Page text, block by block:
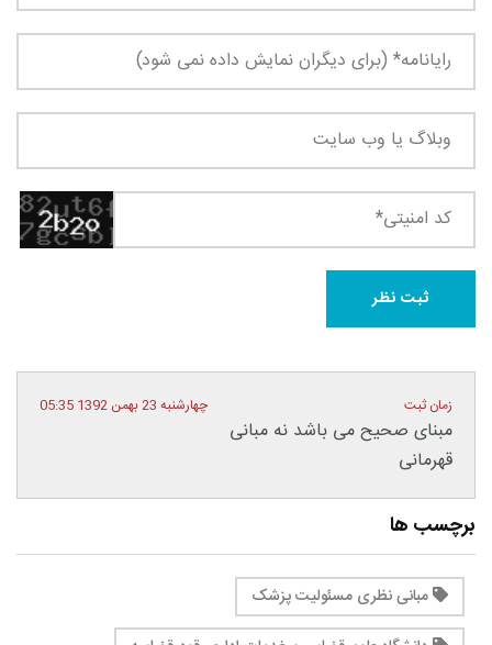
زمان ثبت چهارشنبه 23 بهمن 1392 05:35
مبنای صحیح می باشد نه مبانی
قهرمانی
برچسب ها
مبانی نظری مسئولیت پزشک